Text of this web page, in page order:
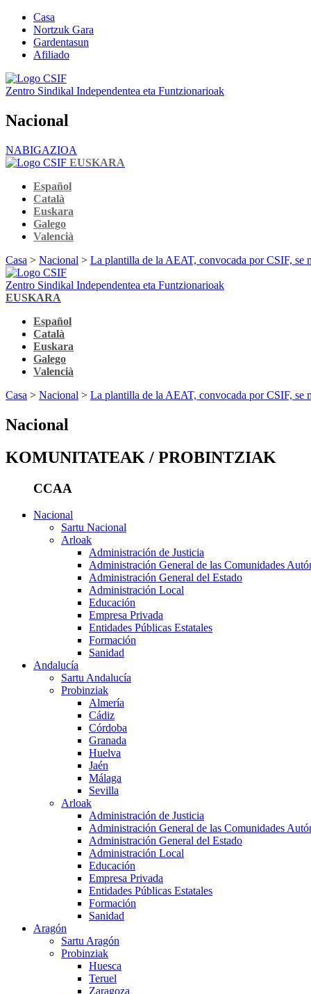
Casa
Nortzuk Gara
Gardentasun
Afiliado
Zentro Sindikal Independentea eta Funtzionarioak
Nacional
NABIGAZIOA
EUSKARA
Español
Català
Euskara
Galego
Valencià
Casa > Nacional > La plantilla de la AEAT, convocada por CSIF, se
Zentro Sindikal Independentea eta Funtzionarioak
EUSKARA
Español
Català
Euskara
Galego
Valencià
Casa > Nacional > La plantilla de la AEAT, convocada por CSIF, se
Nacional
KOMUNITATEAK / PROBINTZIAK
CCAA
Nacional
Sartu Nacional
Arloak
Administración de Justicia
Administración General de las Comunidades
Administración General del Estado
Administración Local
Educación
Empresa Privada
Entidades Públicas Estatales
Formación
Sanidad
Andalucía
Sartu Andalucía
Probinziak
Almería
Cádiz
Córdoba
Granada
Huelva
Jaén
Málaga
Sevilla
Arloak
Administración de Justicia
Administración General de las Comunidades
Administración General del Estado
Administración Local
Educación
Empresa Privada
Entidades Públicas Estatales
Formación
Sanidad
Aragón
Sartu Aragón
Probinziak
Huesca
Teruel
Zaragoza